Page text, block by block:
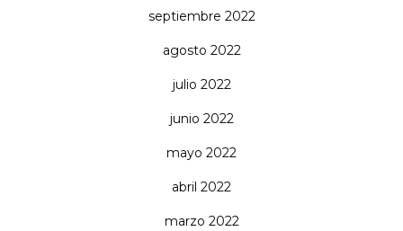
septiembre 2022
agosto 2022
julio 2022
junio 2022
mayo 2022
abril 2022
marzo 2022